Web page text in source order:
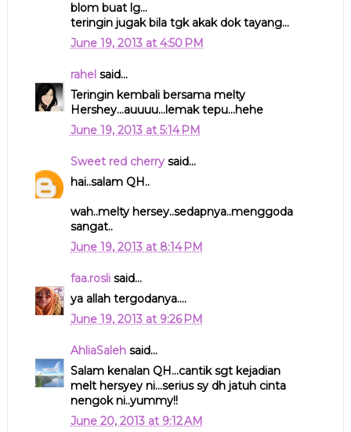
blom buat lg...
teringin jugak bila tgk akak dok tayang...
June 19, 2013 at 4:50 PM
rahelsaid...
Teringin kembali bersama melty
Hershey...auuuu...lemak tepu...hehe
June 19, 2013 at 5:14 PM
Sweet red cherrysaid...
hai..salam QH..
wah..melty hersey..sedapnya..menggoda
sangat..
June 19, 2013 at 8:14 PM
faa.roslisaid...
ya allah tergodanya....
June 19, 2013 at 9:26 PM
AhliaSalehsaid...
Salam kenalan QH...cantik sgt kejadian
melt hersyey ni...serius sy dh jatuh cinta
nengok ni..yummy!!
June 20, 2013 at 9:12 AM